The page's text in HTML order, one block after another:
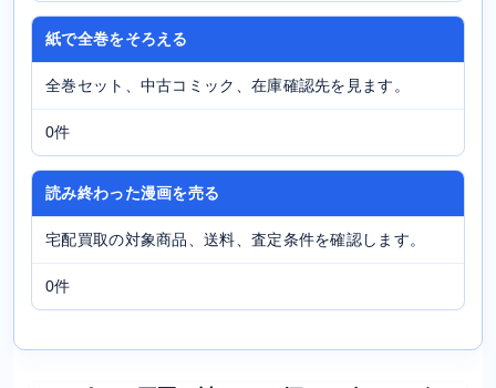
紙で全巻をそろえる
全巻セット、中古コミック、在庫確認先を見ます。
0件
読み終わった漫画を売る
宅配買取の対象商品、送料、査定条件を確認します。
0件